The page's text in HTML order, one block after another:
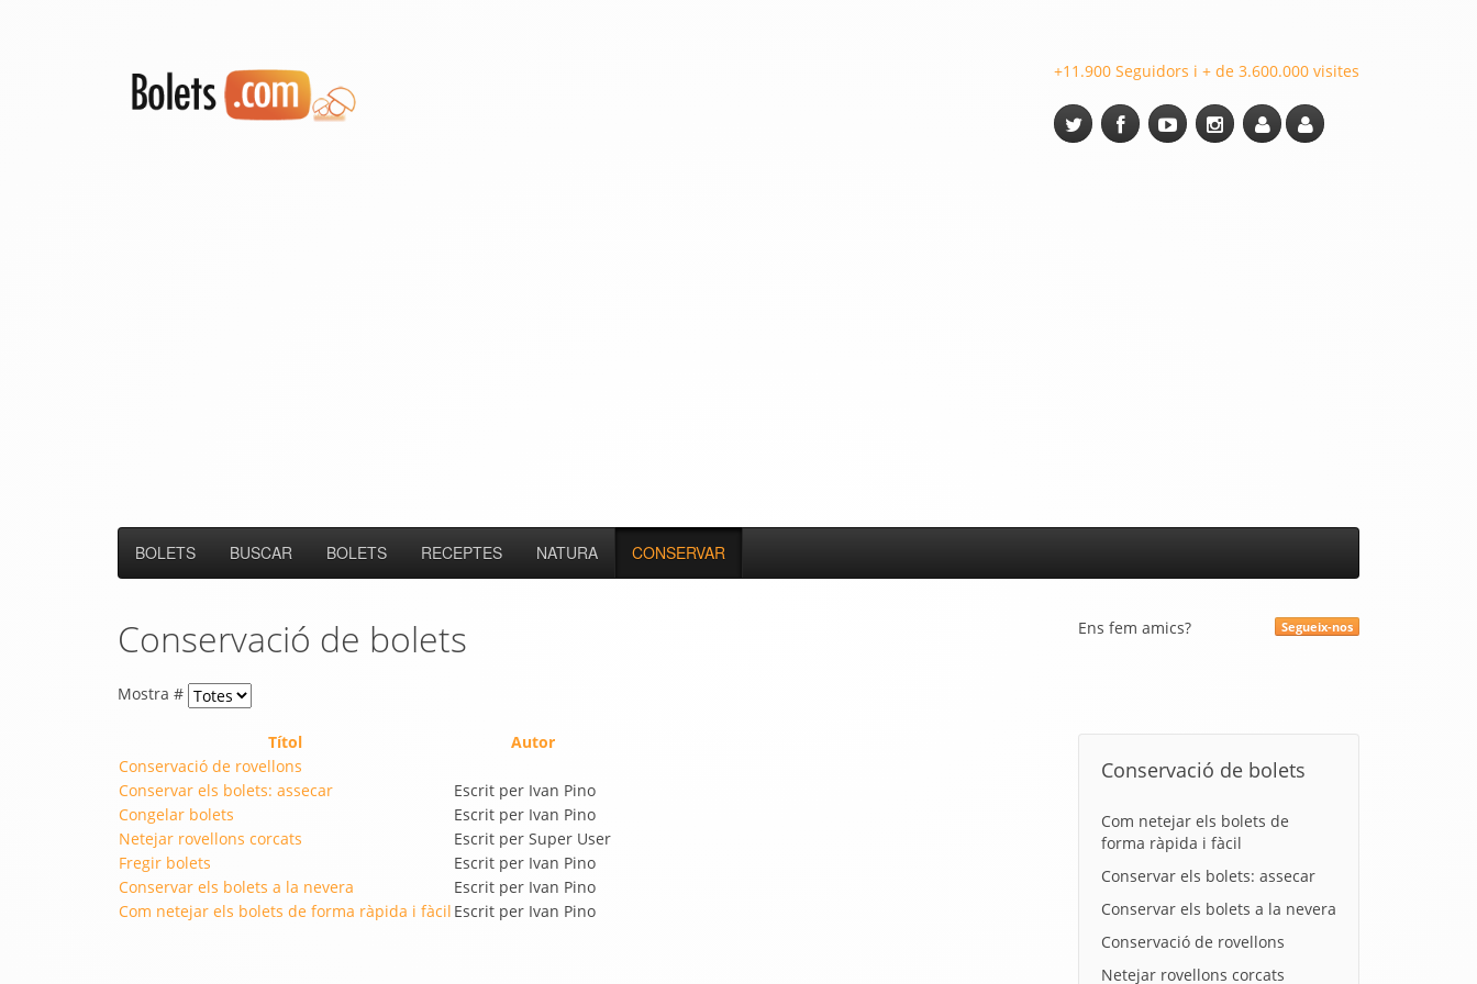
+11.900 Seguidors i + de 3.600.000 visites
BOLETS BUSCAR BOLETS RECEPTES NATURA CONSERVAR
Conservació de bolets
Mostra #
Títol
Autor
Conservació de rovellons
Conservar els bolets: assecar
Escrit per Ivan Pino
Congelar bolets
Escrit per Ivan Pino
Netejar rovellons corcats
Escrit per Super User
Fregir bolets
Escrit per Ivan Pino
Conservar els bolets a la nevera
Escrit per Ivan Pino
Com netejar els bolets de forma ràpida i fàcil Escrit per Ivan Pino
Segueix-nos
Ens fem amics?
Conservació de bolets
Com netejar els bolets de
forma ràpida i fàcil
Conservar els bolets: assecar
Conservar els bolets a la nevera
Conservació de rovellons
Netejar rovellons corcats